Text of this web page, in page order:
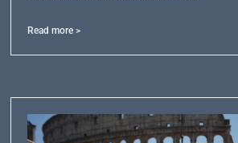
Read more >